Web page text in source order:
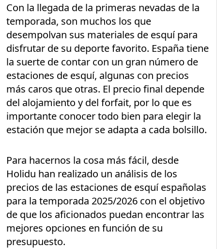
Con la llegada de la primeras nevadas de la
temporada, son muchos los que
desempolvan sus materiales de esquí para
disfrutar de su deporte favorito. España tiene
la suerte de contar con un gran número de
estaciones de esquí, algunas con precios
más caros que otras. El precio final depende
del alojamiento y del forfait, por lo que es
importante conocer todo bien para elegir la
estación que mejor se adapta a cada bolsillo.
Para hacernos la cosa más fácil, desde
Holidu han realizado un análisis de los
precios de las estaciones de esquí españolas
para la temporada 2025/2026 con el objetivo
de que los aficionados puedan encontrar las
mejores opciones en función de su
presupuesto.